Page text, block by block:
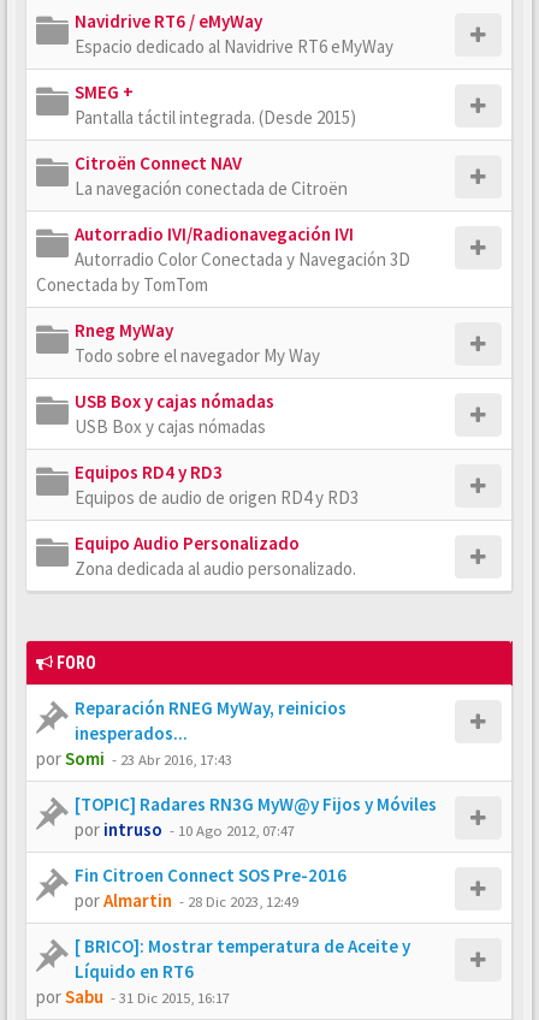
Navidrive RT6 / eMyWay
Espacio dedicado al Navidrive RT6 eMyWay
SMEG +
Pantalla táctil integrada. (Desde 2015)
Citroën Connect NAV
La navegación conectada de Citroën
Autorradio IVI/Radionavegación IVI
Autorradio Color Conectada y Navegación 3D
Conectada by TomTom
Rneg MyWay
Todo sobre el navegador My Way
USB Box y cajas nómadas
USB Box y cajas nómadas
Equipos RD4 y RD3
Equipos de audio de origen RD4 y RD3
Equipo Audio Personalizado
Zona dedicada al audio personalizado.
FORO
Reparación RNEG MyWay, reinicios
inesperados...
porSomi - 23 Abr 2016, 17:43
[TOPIC] Radares RN3G MyW@y Fijos y Móviles
por intruso - 10 Ago 2012, 07:47
Fin Citroen Connect SOS Pre-2016
porAlmartin - 28 Dic 2023, 12:49
[ BRICO]: Mostrar temperatura de Aceite y
Líquido en RT6
porSabu -31 Dic 2015, 16:17